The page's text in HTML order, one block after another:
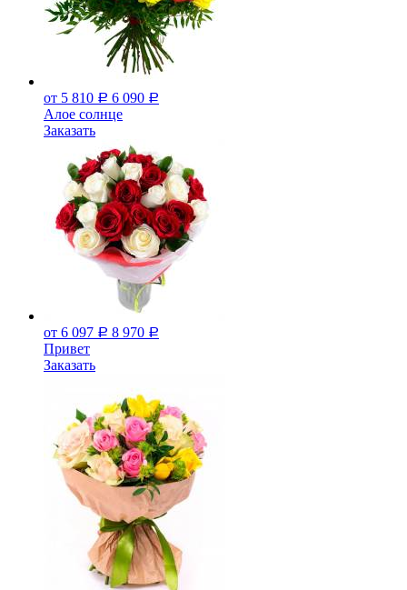
от 5 810 Р 6 090 Р
Алое солнце
Заказать
от 6 097 Р 8 970 Р
Привет
Заказать